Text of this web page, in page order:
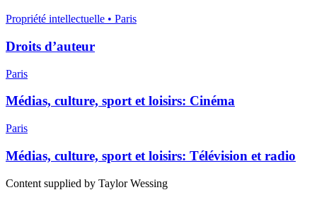
Propriété intellectuelle • Paris
Droits d’auteur
Paris
Médias, culture, sport et loisirs: Cinéma
Paris
Médias, culture, sport et loisirs: Télévision et radio
Content supplied by Taylor Wessing